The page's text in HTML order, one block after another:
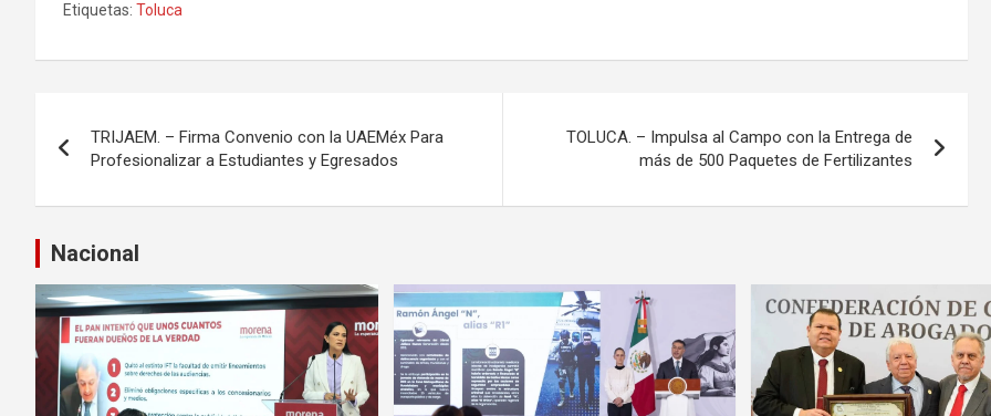
Etiquetas: Toluca
v
e
g
a
c
TRIJAEM. – Firma Convenio con la UAEMéx Para
Profesionalizar a Estudiantes y Egresados
TOLUCA. – Impulsa al Campo con la Entrega de
más de 500 Paquetes de Fertilizantes
Nacional